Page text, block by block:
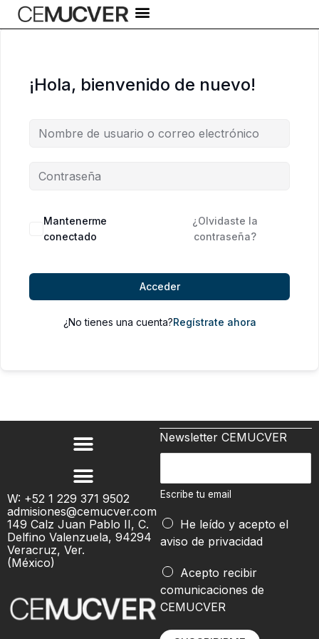
al
¡Hola, bienvenido de nuevo!
Alternative:
Mantenerme
conectado
¿Olvidaste la
contraseña?
Acceder
¿No tienes una cuenta?Regístrate ahora
W: +52 1 229 371 9502
admisiones@cemucver.com
149 Calz Juan Pablo II, C.
Delfino Valenzuela, 94294
Veracruz, Ver.
(México)
Newsletter CEMUCVER
c
i
b
e
u
e
m
Escribe tu email
t
s
c
r
He leído y acepto el
aviso de privacidad
Acepto recibir
comunicaciones de
CEMUCVER